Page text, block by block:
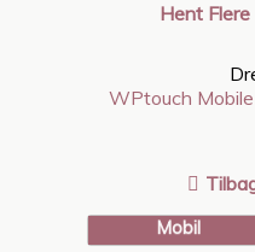
Hent
WPtouch
Mobil